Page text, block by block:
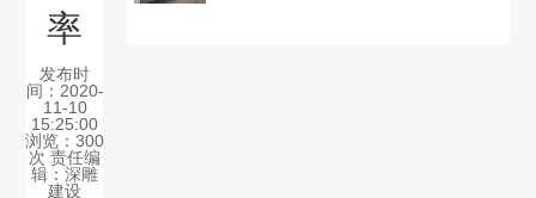
率
发布时
间：2020-
11-10
15:25:00
浏览：300
次 责任编
辑： 深雕
建设